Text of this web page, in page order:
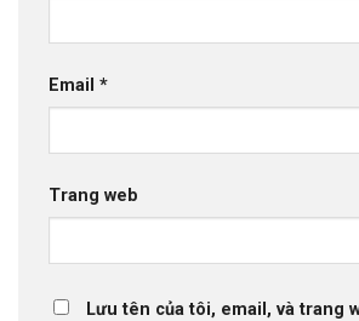
Email *
Trang web
Lưu tên của tôi, email, và trang